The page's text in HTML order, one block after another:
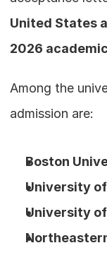
United States
2026
Among the
admission are:
Boston
University
University